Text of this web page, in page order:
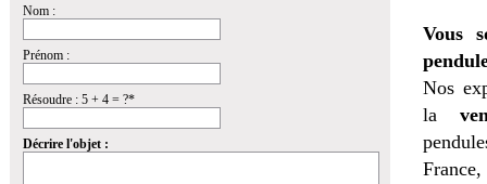
Nom :
Prénom :
Résoudre : 5 + 4 = ?*
Décrire l'objet :
Vous
Nos
la